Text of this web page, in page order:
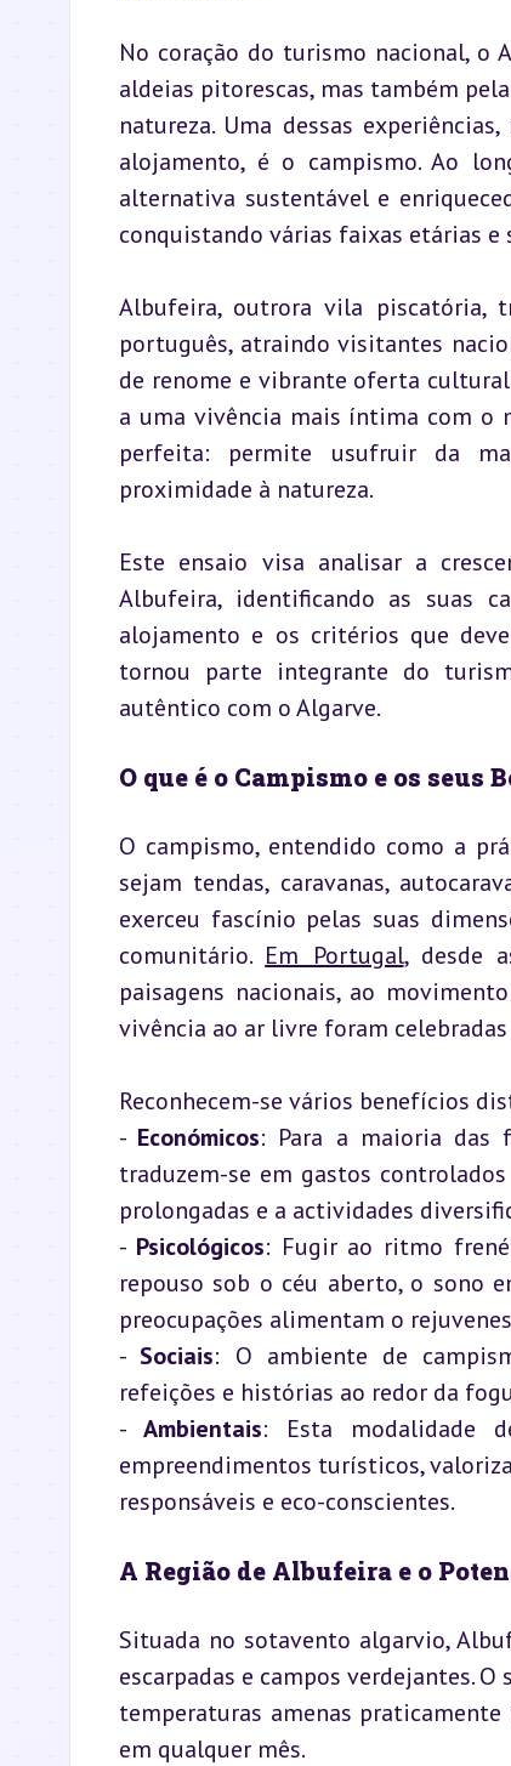
No coração do turismo nacional, o
aldeias pitorescas, mas também
natureza. Uma dessas
alojamento, é o campismo. Ao
alternativa sustentável e
conquistando várias faixas etárias
Albufeira, outrora vila piscatória,
português, atraindo visitantes
de renome e vibrante oferta
a uma vivência mais íntima com o
perfeita: permite usufruir da
proximidade à natureza.
Este ensaio visa analisar a
Albufeira, identificando as suas
alojamento e os critérios que
tornou parte integrante do
autêntico com o Algarve.
O que é o Campismo e os seus
O campismo, entendido como a
sejam tendas, caravanas,
exerceu fascínio pelas suas
comunitário. Em Portugal, desde
paisagens nacionais, ao
vivência ao ar livre foram
Reconhecem-se vários benefícios
- Económicos: Para a maioria das
traduzem-se em gastos
prolongadas e a actividades
- Psicológicos: Fugir ao ritmo
repouso sob o céu aberto, o sono
preocupações alimentam o
- Sociais: O ambiente de
refeições e histórias ao redor da
- Ambientais: Esta modalidade
empreendimentos turísticos,
responsáveis e eco-conscientes.
A Região de Albufeira e o
Situada no sotavento algarvio,
escarpadas e campos verdejantes.
temperaturas amenas
em qualquer mês.